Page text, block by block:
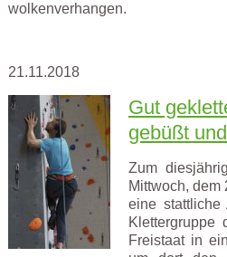
wolkenverhangen.
21.11.2018
Gut
gebüßt
Zum
Mittwoch, dem
eine stattliche
Klettergruppe
Freistaat in